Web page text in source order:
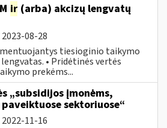
ir (arba) akcizų lengvatų
2023-08-28
tiesioginio taikymo
• Pridėtinės vertės
prekėms...
„subsidijos įmonėms,
sektoriuose“
2022-11-16